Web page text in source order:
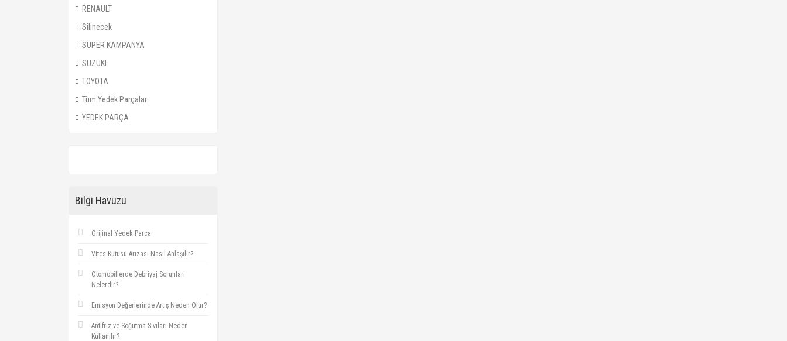
RENAULT
Silinecek
SÜPER KAMPANYA
SUZUKI
TOYOTA
Tüm Yedek Parçalar
YEDEK PARÇA
Bilgi Havuzu
Orijinal Yedek Parça
Vites Kutusu Arızası Nasıl Anlaşılır?
Otomobillerde Debriyaj Sorunları
Nelerdir?
Emisyon Değerlerinde Artış Neden Olur?
Antifriz ve Soğutma Sıvıları Neden
Kullanılır?